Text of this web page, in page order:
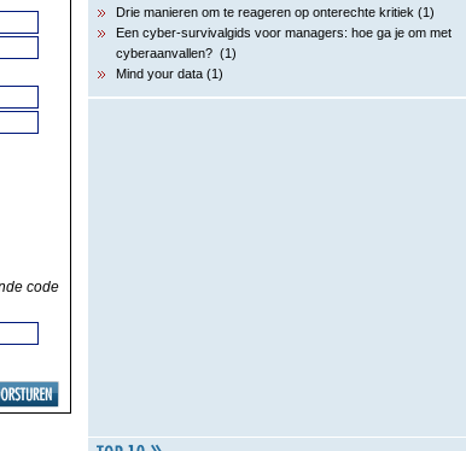
code
Drie manieren om te reageren op onterechte kritiek (1)
Een cyber-survivalgids voor managers: hoe ga je om met
cyberaanvallen? (1)
Mind your data (1)